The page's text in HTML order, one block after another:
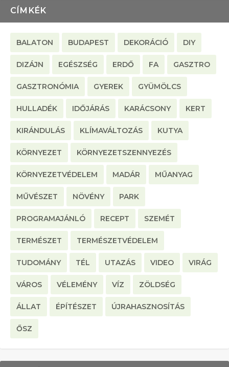
CÍMKÉK
BALATON BUDAPEST DEKORÁCIÓ DIY
DIZÁJN EGÉSZSÉG ERDŐ FA GASZTRO
GASZTRONÓMIA GYEREK GYÜMÖLCS
HULLADÉK IDŐJÁRÁS KARÁCSONY KERT
KIRÁNDULÁS KLÍMAVÁLTOZÁS KUTYA
KÖRNYEZET KÖRNYEZETSZENNYEZÉS
KÖRNYEZETVÉDELEM MADÁR MŰANYAG
MŰVÉSZET NÖVÉNY PARK
PROGRAMAJÁNLÓ RECEPT SZEMÉT
TERMÉSZET TERMÉSZETVÉDELEM
TUDOMÁNY TÉL UTAZÁS VIDEO VIRÁG
VÁROS VÉLEMÉNY VÍZ ZÖLDSÉG
ÁLLAT ÉPÍTÉSZET ÚJRAHASZNOSÍTÁS
ŐSZ